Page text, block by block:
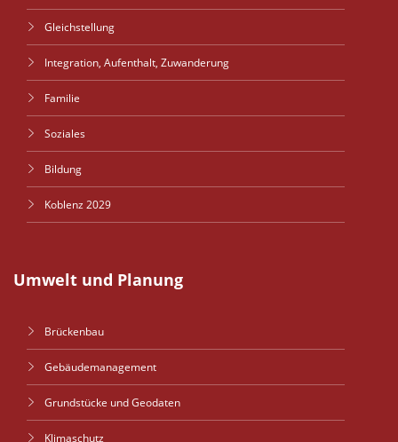
Gleichstellung
Integration, Aufenthalt, Zuwanderung
Familie
Soziales
Bildung
Koblenz 2029
Umwelt und Planung
Brückenbau
Gebäudemanagement
Grundstücke und Geodaten
Klimaschutz